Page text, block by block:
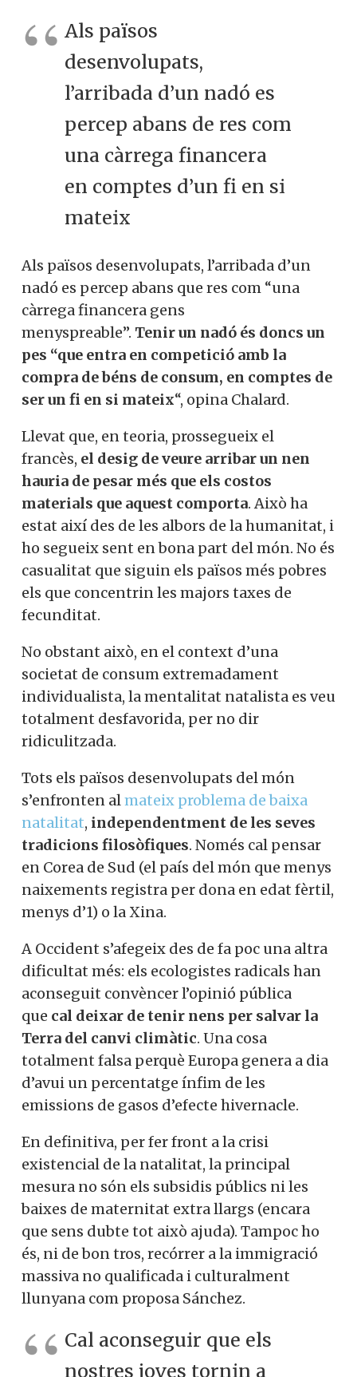
Als països
desenvolupats,
l’arribada d’un nadó es
percep abans de res com
una càrrega financera
en comptes d’un fi en si
mateix
Als països desenvolupats, l’arribada d’un
nadó es percep abans que res com “una
càrrega financera gens
menyspreable”. Tenir un nadó és doncs un
pes “que entra en competició amb la
compra de béns de consum, en comptes de
ser un fi en si mateix“, opina Chalard.
Llevat que, en teoria, prossegueix el
francès, el desig de veure arribar un nen
hauria de pesar més que els costos
materials que aquest comporta. Això ha
estat així des de les albors de la humanitat, i
ho segueix sent en bona part del món. No és
casualitat que siguin els països més pobres
els que concentrin les majors taxes de
fecunditat.
No obstant això, en el context d’una
societat de consum extremadament
individualista, la mentalitat natalista es veu
totalment desfavorida, per no dir
ridiculitzada.
Tots els països desenvolupats del món
s’enfronten almateix problema de baixa
natalitat, independentment de les seves
tradicions filosòfiques. Només cal pensar
en Corea de Sud (el país del món que menys
naixements registra per dona en edat fèrtil,
menys d’1) o la Xina.
A Occident s’afegeix des de fa poc una altra
dificultat més: els ecologistes radicals han
aconseguit convèncer l’opinió pública
que cal deixar de tenir nens per salvar la
Terra del canvi climàtic. Una cosa
totalment falsa perquè Europa genera a dia
d’avui un percentatge ínfim de les
emissions de gasos d’efecte hivernacle.
En definitiva, per fer front a la crisi
existencial de la natalitat, la principal
mesura no són els subsidis públics ni les
baixes de maternitat extra llargs (encara
que sens dubte tot això ajuda). Tampoc ho
és, ni de bon tros, recórrer a la immigració
massiva no qualificada i culturalment
llunyana com proposa Sánchez.
Cal aconseguir que els
nostres joves tornin a